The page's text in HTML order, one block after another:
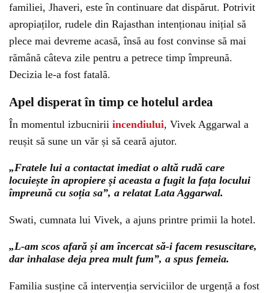
familiei, Jhaveri, este în continuare dat dispărut. Potrivit
apropiaților, rudele din Rajasthan intenționau inițial să
plece mai devreme acasă, însă au fost convinse să mai
rămână câteva zile pentru a petrece timp împreună.
Decizia le-a fost fatală.
Apel disperat în timp ce hotelul ardea
În momentul izbucnirii incendiului, Vivek Aggarwal a
reușit să sune un văr și să ceară ajutor.
„Fratele lui a contactat imediat o altă rudă care
locuiește în apropiere și aceasta a fugit la fața locului
împreună cu soția sa”, a relatat Lata Aggarwal.
Swati, cumnata lui Vivek, a ajuns printre primii la hotel.
„L-am scos afară și am încercat să-i facem resuscitare,
dar inhalase deja prea mult fum”, a spus femeia.
Familia susține că intervenția serviciilor de urgență a fost